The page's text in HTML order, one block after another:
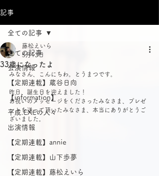
記事
全ての記事
公演情報
【定期連載】蔵谷日向
【information】
平成.EXEの人々
出演情報
【定期連載】annie
【定期連載】山下歩夢
【定期連載】藤松えいら
全ての記事
33歳になったよ
藤松えいら
5月13日
みなさん、こんにちわ。とうまつです。
昨日、誕生日を迎えました！
お祝いのメッセージをくださったみなさま、プレゼ
ントを送って頂いたみなさま、本当にありがとうご
ざいました。